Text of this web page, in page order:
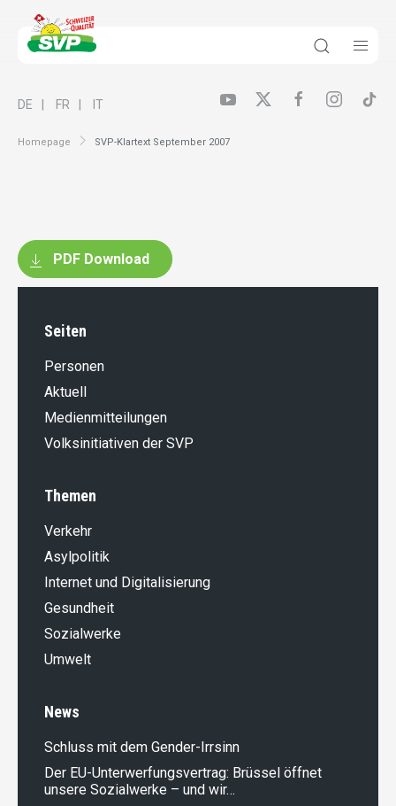
Homepage SVP-Klartext September 2007
DE FR IT
PDF Download
Seiten
Personen
Aktuell
Medienmitteilungen
Volksinitiativen der SVP
Themen
Verkehr
Asylpolitik
Internet und Digitalisierung
Gesundheit
Sozialwerke
Umwelt
News
Schluss mit dem Gender-Irrsinn
Der EU-Unterwerfungsvertrag: Brüssel öffnet
unsere Sozialwerke – und wir…